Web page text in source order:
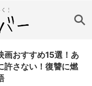
画おすすめ15選！あ
許さない！復讐に燃